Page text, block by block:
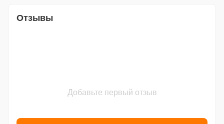
Отзывы
Добавьте первый отзыв